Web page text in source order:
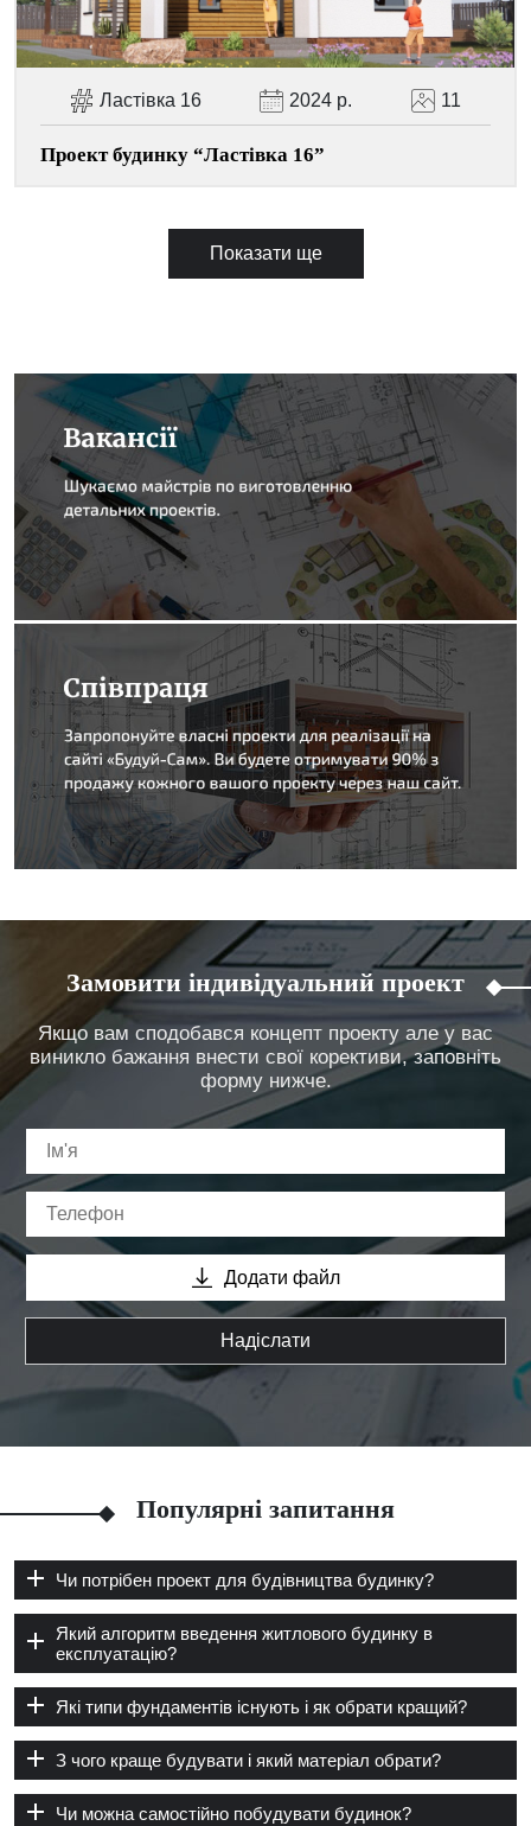
Ластівка 16 2024 р. 11
Проект будинку “Ластівка 16”
Показати ще
Замовити індивідуальний проект
Якщо вам сподобався концепт проекту але у вас
виникло бажання внести свої корективи, заповніть
форму нижче.
Додати файл
Надіслати
Популярні запитання
Чи потрібен проект для будівництва будинку?
Який алгоритм введення житлового будинку в
експлуатацію?
Які типи фундаментів існують і як обрати кращий?
З чого краще будувати і який матеріал обрати?
Чи можна самостійно побудувати будинок?